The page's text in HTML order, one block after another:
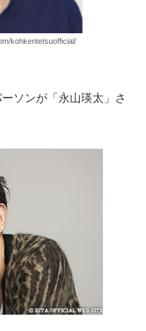
kohkentetsuofficial/
ソンが「永山瑛太」さ